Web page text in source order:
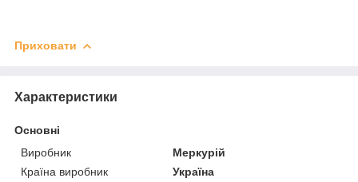
Приховати
Характеристики
Основні
Виробник
Меркурій
Країна виробник
Україна